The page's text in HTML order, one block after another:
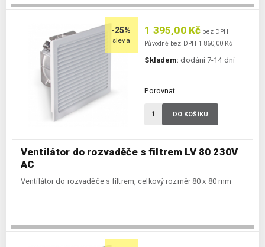
-25%
sleva
Ventilátor do rozvaděče s filtrem LV 80 230V
AC
Ventilátor do rozvaděče s filtrem, celkový rozměr 80 x 80 mm
1 395,00 Kč bez DPH
Původně bez DPH 1 860,00 Kč
Skladem: dodání 7-14 dní
Porovnat
DO KOŠÍKU